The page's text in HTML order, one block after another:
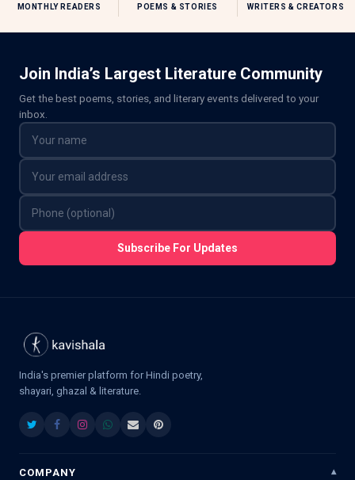
MONTHLY READERS POEMS & STORIES WRITERS & CREATORS
Join India’s Largest Literature Community
Get the best poems, stories, and literary events delivered to your
inbox.
Subscribe For Updates
India's premier platform for Hindi poetry,
shayari, ghazal & literature.
COMPANY